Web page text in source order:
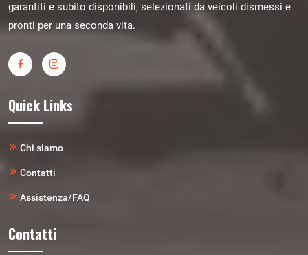
garantiti e subito disponibili, selezionati da veicoli dismessi e
pronti per una seconda vita.
Quick Links
Chi siamo
Contatti
Assistenza/FAQ
Contatti